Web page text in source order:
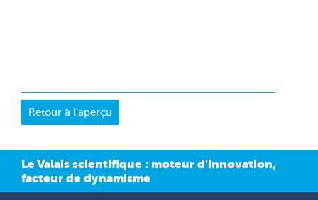
Le Valais scientifique : moteur d'innovation,
facteur de dynamisme